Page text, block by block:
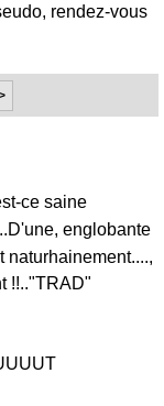
rendez-vous
ce saine
englobante
naturhainement....,
!!.."TRAD"